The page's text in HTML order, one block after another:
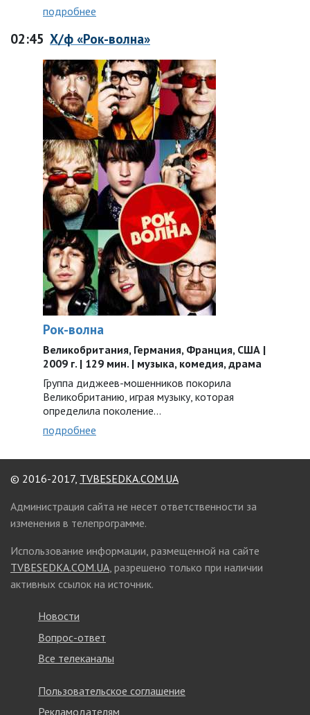
подробнее
02:45 Х/ф «Рок-волна»
Рок-волна
Великобритания, Германия, Франция, США |
2009 г. | 129 мин. | музыка, комедия, драма
Группа диджеев-мошенников покорила
Великобританию, играя музыку, которая
определила поколение…
подробнее
© 2016-2017, TVBESEDKA.COM.UA
Администрация сайта не несет ответственности за
изменения в телепрограмме.
Использование информации, размещенной на сайте
TVBESEDKA.COM.UA, разрешено только при наличии
активных ссылок на источник.
Новости
Вопрос-ответ
Все телеканалы
Пользовательское соглашение
Рекламодателям